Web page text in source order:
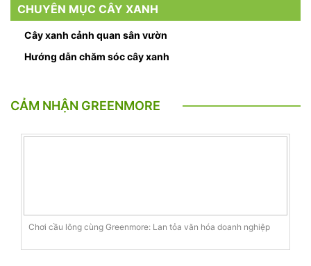
CHUYÊN MỤC CÂY XANH
Cây xanh cảnh quan sân vườn
Hướng dẫn chăm sóc cây xanh
CẢM NHẬN GREENMORE
Chơi cầu lông cùng Greenmore: Lan tỏa văn hóa doanh nghiệp